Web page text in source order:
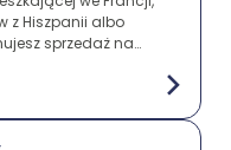
z Hiszpanii albo
sprzedaż na